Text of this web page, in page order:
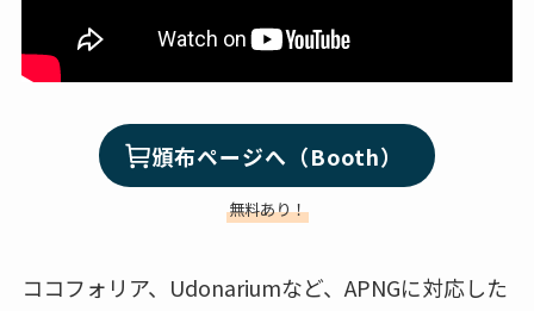
頒布ページへ（Booth）
無料あり！
ココフォリア、Udonariumなど、APNGに対応した